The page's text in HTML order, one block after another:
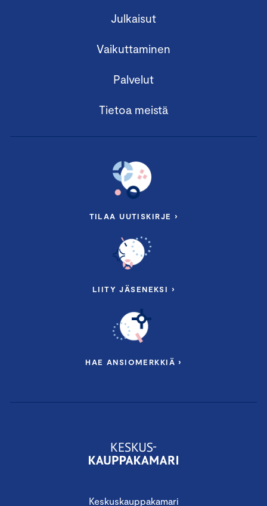
Keskuskauppakamari
Julkaisut
Vaikuttaminen
Palvelut
Tietoa meistä
TILAA UUTISKIRJE ›
LIITY JÄSENEKSI ›
HAE ANSIOMERKKIÄ ›